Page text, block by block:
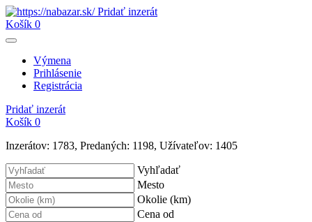
Pridať inzerát
Košík 0
Výmena
Prihlásenie
Registrácia
Pridať inzerát
Košík 0
Inzerátov: 1783, Predaných: 1198, Užívateľov: 1405
Vyhľadať
Mesto
Okolie (km)
Cena od